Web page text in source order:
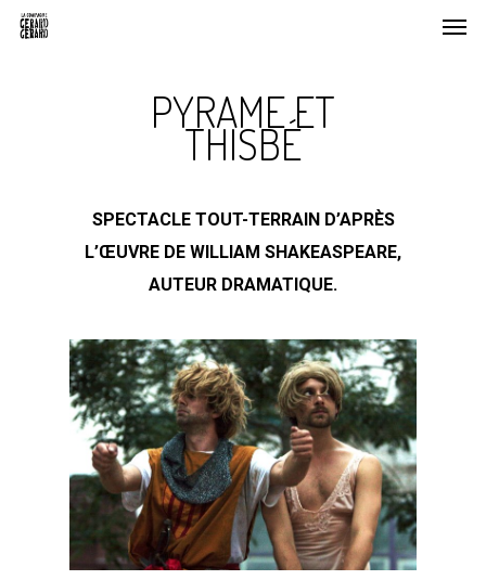
Skip
PYRAME ET
THISBÉ
SPECTACLE TOUT-TERRAIN D’APRÈS
L’ŒUVRE DE WILLIAM SHAKEASPEARE,
AUTEUR DRAMATIQUE.